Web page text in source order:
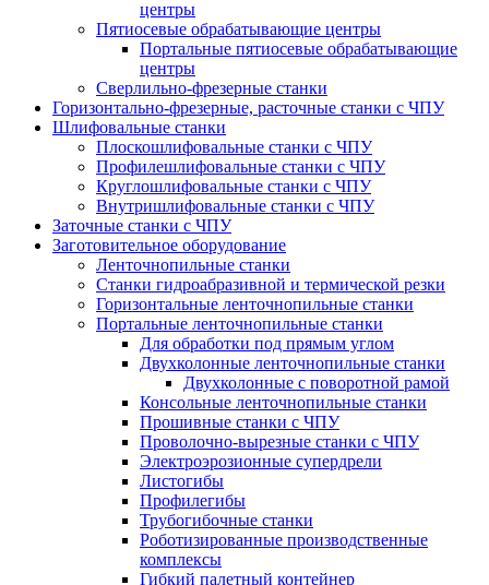
центры
Пятиосевые обрабатывающие центры
Портальные пятиосевые обрабатывающие
центры
Сверлильно-фрезерные станки
Горизонтально-фрезерные, расточные станки с ЧПУ
Шлифовальные станки
Плоскошлифовальные станки с ЧПУ
Профилешлифовальные станки с ЧПУ
Круглошлифовальные станки с ЧПУ
Внутришлифовальные станки с ЧПУ
Заточные станки с ЧПУ
Заготовительное оборудование
Ленточнопильные станки
Станки гидроабразивной и термической резки
Горизонтальные ленточнопильные станки
Портальные ленточнопильные станки
Для обработки под прямым углом
Двухколонные ленточнопильные станки
Двухколонные с поворотной рамой
Консольные ленточнопильные станки
Прошивные станки с ЧПУ
Проволочно-вырезные станки с ЧПУ
Электроэрозионные супердрели
Листогибы
Профилегибы
Трубогибочные станки
Роботизированные производственные
комплексы
Гибкий палетный контейнер